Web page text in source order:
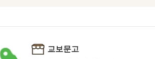
교보문고